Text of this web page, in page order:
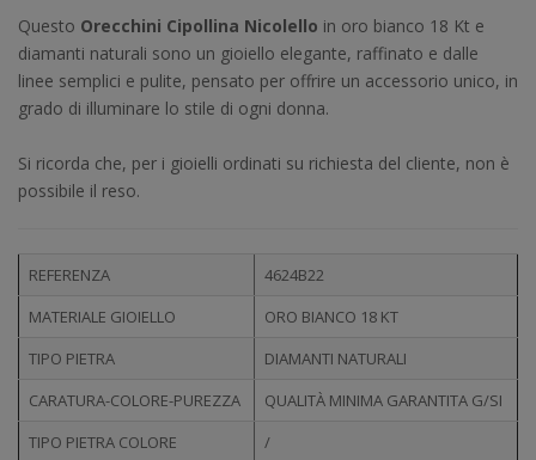
Questo Orecchini Cipollina Nicolello in oro bianco 18 Kt e
diamanti naturali sono un gioiello elegante, raffinato e dalle
linee semplici e pulite, pensato per offrire un accessorio unico, in
grado di illuminare lo stile di ogni donna.
Si ricorda che, per i gioielli ordinati su richiesta del cliente, non è
possibile il reso.
REFERENZA
4624B22
MATERIALE GIOIELLO
ORO BIANCO 18 KT
TIPO PIETRA
DIAMANTI NATURALI
CARATURA-COLORE-PUREZZA
QUALITÀ MINIMA GARANTITA G/SI
TIPO PIETRA COLORE
/